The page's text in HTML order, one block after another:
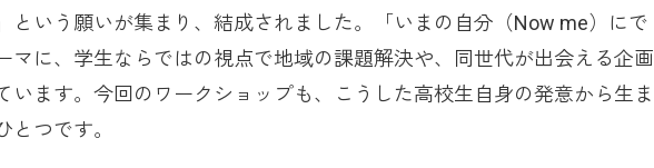
という願いが集まり、結成されました。「いまの自分（Now me）にで
マに、学生ならではの視点で地域の課題解決や、同世代が出会える企画
います。今回のワークショップも、こうした高校生自身の発意から生ま
とつです。